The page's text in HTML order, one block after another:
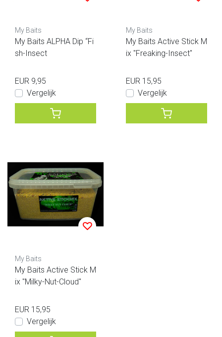
My Baits
My Baits ALPHA Dip “Fi
sh-Insect
EUR 9,95
Vergelijk
My Baits
My Baits Active Stick M
ix "Freaking-Insect"
EUR 15,95
Vergelijk
My Baits
My Baits Active Stick M
ix "Milky-Nut-Cloud"
EUR 15,95
Vergelijk